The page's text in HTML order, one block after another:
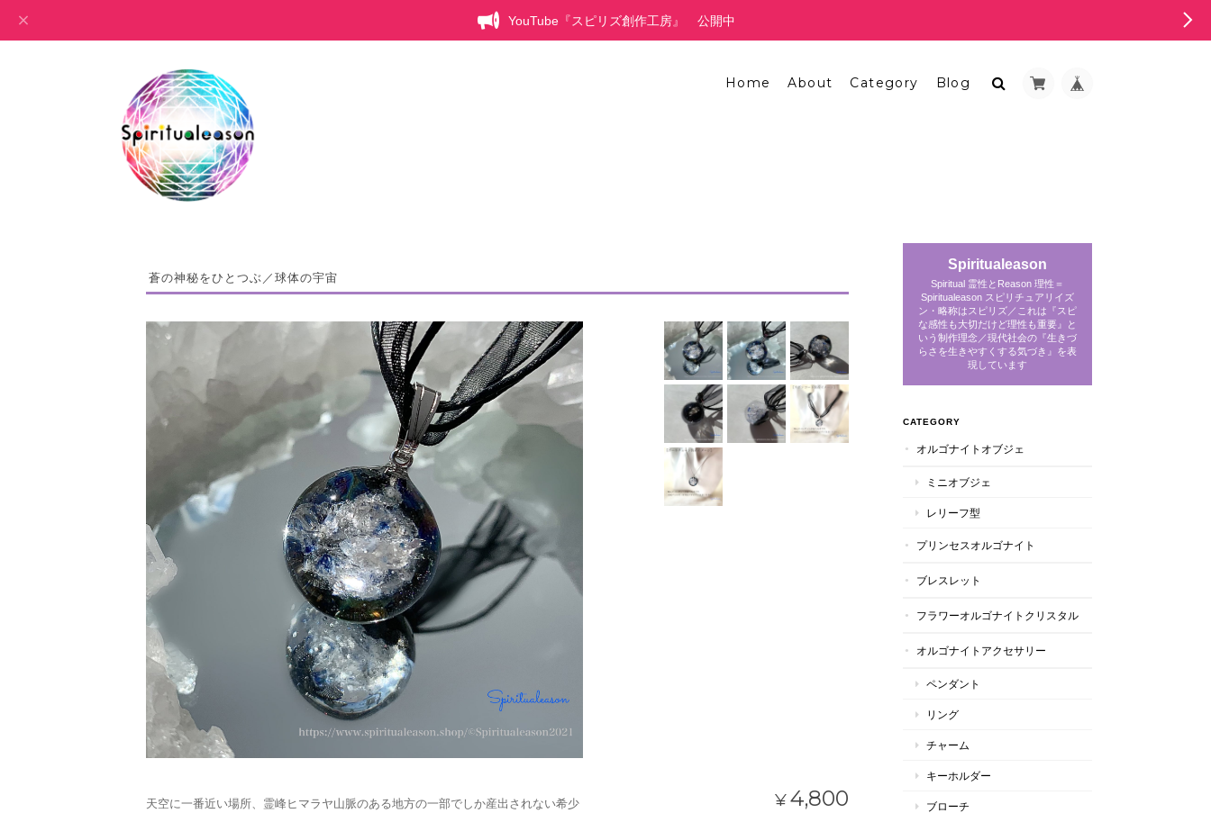
YouTube『スピリズ創作工房』 公開中
Home About Category Blog
蒼の神秘をひとつぶ／球体の宇宙
天空に一番近い場所、霊峰ヒマラヤ山脈のある地方の一部でしか産出されない希少
¥4,800
Spiritualeason
Spiritual 霊性とReason 理性＝
Spiritualeason スピリチュアリイズ
ン・略称はスピリズ／これは『スピ
な感性も大切だけど理性も重要』と
いう制作理念／現代社会の『生きづ
らさを生きやすくする気づき』を表
現しています
CATEGORY
オルゴナイトオブジェ
ミニオブジェ
レリーフ型
プリンセスオルゴナイト
ブレスレット
フラワーオルゴナイトクリスタル
オルゴナイトアクセサリー
ペンダント
リング
チャーム
キーホルダー
ブローチ